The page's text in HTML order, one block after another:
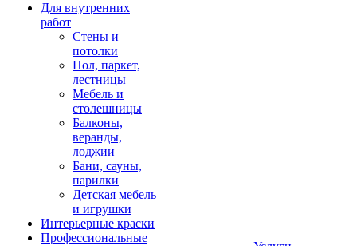
Для внутренних
работ
Стены и
потолки
Пол, паркет,
лестницы
Мебель и
столешницы
Балконы,
веранды,
лоджии
Бани, сауны,
парилки
Детская мебель
и игрушки
Интерьерные краски
Профессиональные